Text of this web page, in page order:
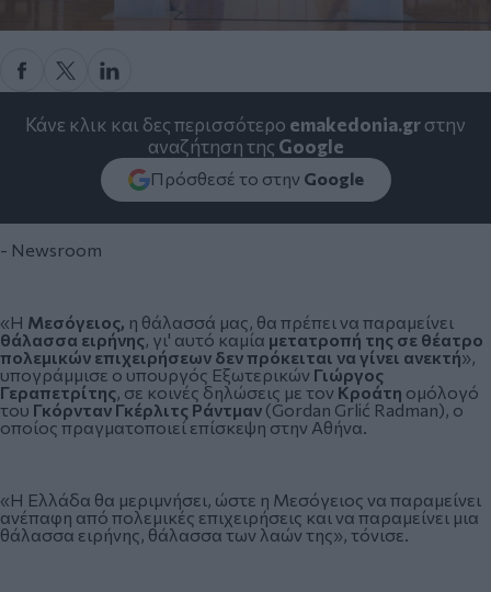
Κάνε κλικ και δες περισσότερο emakedonia.grστην
αναζήτηση της Google
Πρόσθεσέ το στην Google
- Newsroom
«Η Μεσόγειος, η θάλασσά μας, θα πρέπει να παραμείνει
θάλασσα ειρήνης, γι' αυτό καμία μετατροπή της σε θέατρο
πολεμικών επιχειρήσεων δεν πρόκειται να γίνει ανεκτή»,
υπογράμμισε ο υπουργός Εξωτερικών Γιώργος
Γεραπετρίτης, σε κοινές δηλώσεις με τον Κροάτη ομόλογό
του Γκόρνταν Γκέρλιτς Ράντμαν (Gordan Grlić Radman), ο
οποίος πραγματοποιεί επίσκεψη στην Αθήνα.
«Η Ελλάδα θα μεριμνήσει, ώστε η Μεσόγειος να παραμείνει
ανέπαφη από πολεμικές επιχειρήσεις και να παραμείνει μια
θάλασσα ειρήνης, θάλασσα των λαών της», τόνισε.